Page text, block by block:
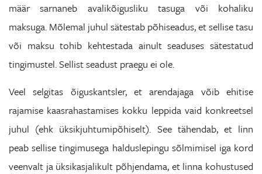
määr sarnaneb avalikõigusliku tasuga või kohaliku
maksuga. Mõlemal juhul sätestab põhiseadus, et sellise tasu
või maksu tohib kehtestada ainult seaduses sätestatud
tingimustel. Sellist seadust praegu ei ole.
Veel selgitas õiguskantsler, et arendajaga võib ehitise
rajamise kaasrahastamises kokku leppida vaid konkreetsel
juhul (ehk üksikjuhtumipõhiselt). See tähendab, et linn
peab sellise tingimusega halduslepingu sõlmimisel iga kord
veenvalt ja üksikasjalikult põhjendama, et linna kohustused